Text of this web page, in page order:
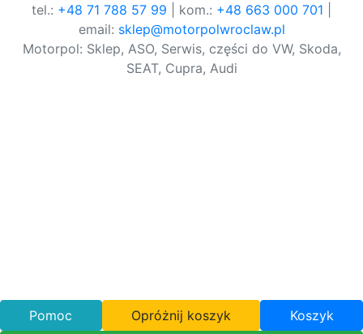
tel.: +48 71 788 57 99 | kom.: +48 663 000 701
email: sklep@motorpolwroclaw.pl
Motorpol: Sklep, ASO, Serwis, części do VW, Skoda,
SEAT, Cupra, Audi
Pomoc Opróżnij koszyk Koszyk